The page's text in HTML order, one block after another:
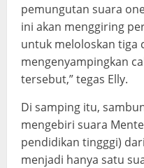
pemungutan suara
ini akan menggiring
untuk meloloskan tiga
mengenyampingkan
tersebut,” tegas Elly.
Di samping itu,
mengebiri suara
pendidikan tingggi)
menjadi hanya satu